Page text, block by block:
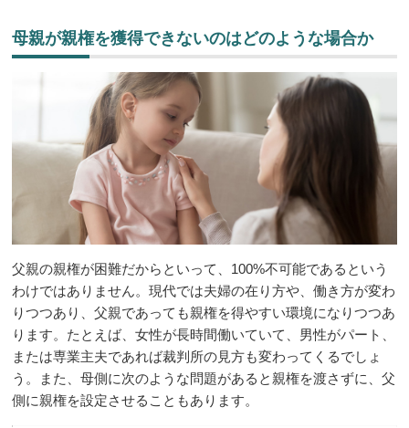
母親が親権を獲得できないのはどのような場合か
父親の親権が困難だからといって、100%不可能であるという
わけではありません。現代では夫婦の在り方や、働き方が変わ
りつつあり、父親であっても親権を得やすい環境になりつつあ
ります。たとえば、女性が長時間働いていて、男性がパート、
または専業主夫であれば裁判所の見方も変わってくるでしょ
う。また、母側に次のような問題があると親権を渡さずに、父
側に親権を設定させることもあります。